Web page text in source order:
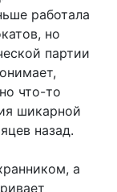
работала
но
партии
что-то
шикарной
назад.
а